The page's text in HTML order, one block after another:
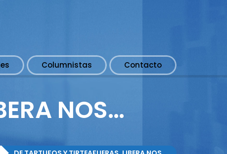
Columnistas Contacto
NOS…